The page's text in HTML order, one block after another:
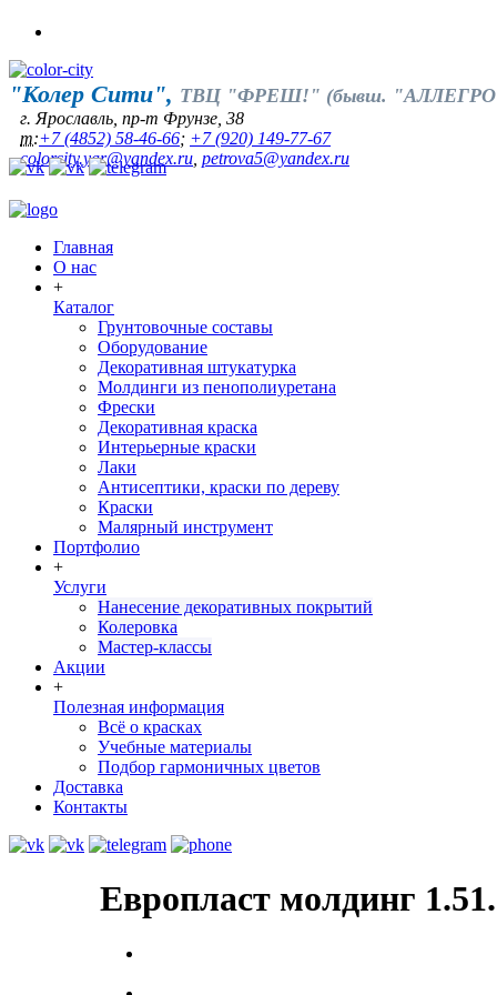
"Колер Сити", ТВЦ "ФРЕШ!" (бывш.
г. Ярославль, пр-т Фрунзе, 38
т:+7 (4852) 58-46-66; +7 (920) 149-77-67
colorcity.yar@yandex.ru petrova5@yandex.ru
Главная
О нас
+
Каталог
Грунтовочные составы
Оборудование
Декоративная штукатурка
Молдинги из пенополиуретана
Фрески
Декоративная краска
Интерьерные краски
Лаки
Антисептики, краски по дереву
Краски
Малярный инструмент
Портфолио
+
Услуги
Нанесение декоративных покрытий
Колеровка
Мастер-классы
Акции
+
Полезная информация
Всё о красках
Учебные материалы
Подбор гармоничных цветов
Доставка
Контакты
Европласт молдинг